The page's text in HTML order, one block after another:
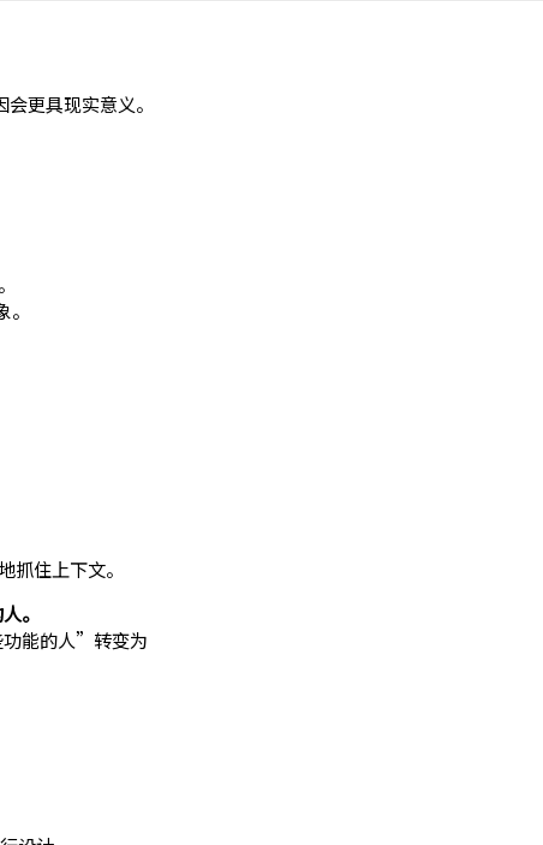
更具现实意义。
抓住上下文。
。
能的人”转变为